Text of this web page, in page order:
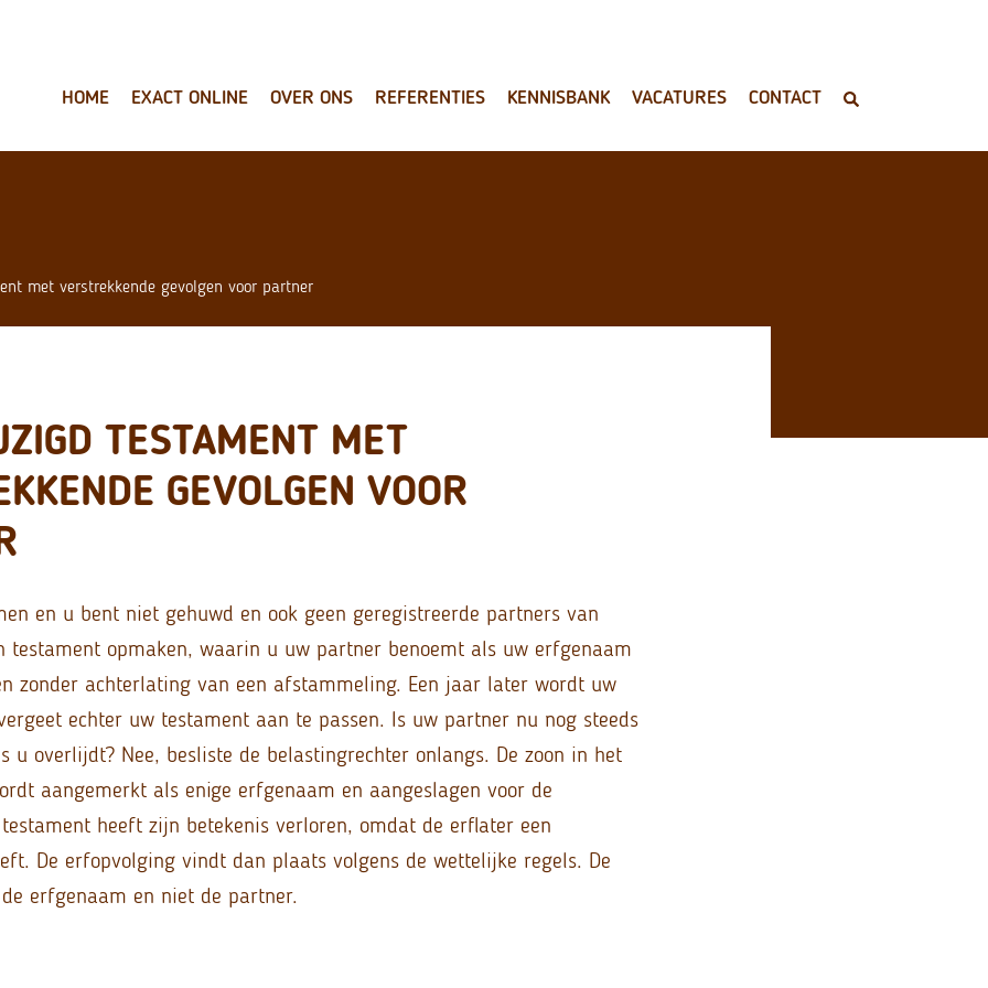
HOME EXACT ONLINE OVER ONS REFERENTIES KENNISBANK VACATURES CONTACT
met verstrekkende gevolgen voor partner
TESTAMENT MET
GEVOLGEN VOOR
en u bent niet gehuwd en ook geen geregistreerde partners van
testament opmaken, waarin u uw partner benoemt als uw erfgenaam
zonder achterlating van een afstammeling. Een jaar later wordt uw
echter uw testament aan te passen. Is uw partner nu nog steeds
u overlijdt? Nee, besliste de belastingrechter onlangs. De zoon in het
aangemerkt als enige erfgenaam en aangeslagen voor de
heeft zijn betekenis verloren, omdat de erflater een
De erfopvolging vindt dan plaats volgens de wettelijke regels. De
erfgenaam en niet de partner.